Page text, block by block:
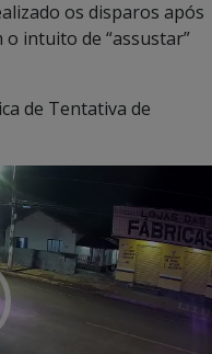
os disparos após
intuito de “assustar”
de Tentativa de